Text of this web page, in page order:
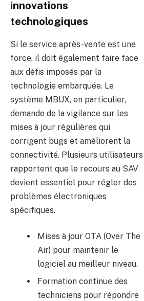
innovations
technologiques
Si le service après-vente est une
force, il doit également faire face
aux défis imposés par la
technologie embarquée. Le
système MBUX, en particulier,
demande de la vigilance sur les
mises à jour régulières qui
corrigent bugs et améliorent la
connectivité. Plusieurs utilisateurs
rapportent que le recours au SAV
devient essentiel pour régler des
problèmes électroniques
spécifiques.
Mises à jour OTA (Over The
Air) pour maintenir le
logiciel au meilleur niveau.
Formation continue des
techniciens pour répondre